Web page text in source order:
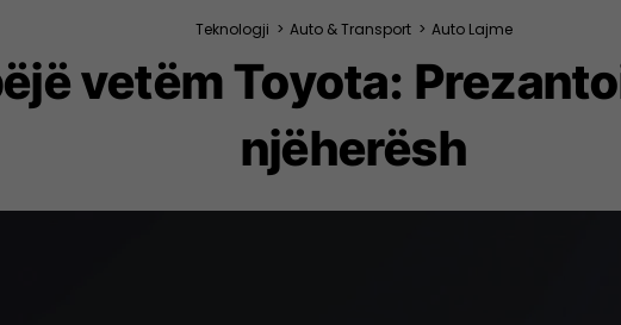
Teknologji > Auto & Transport > Auto Lajme
vetëm Toyota:
njëherësh